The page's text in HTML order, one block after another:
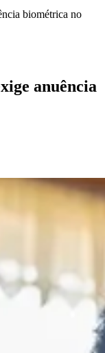
biométrica no
anuência